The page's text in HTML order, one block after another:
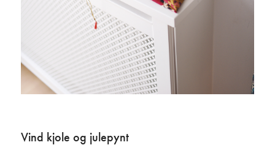
Vind kjole og julepynt